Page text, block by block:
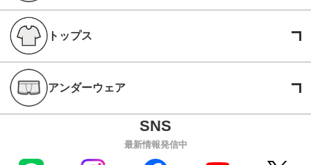
トップス
アンダーウェア
最新情報発信中